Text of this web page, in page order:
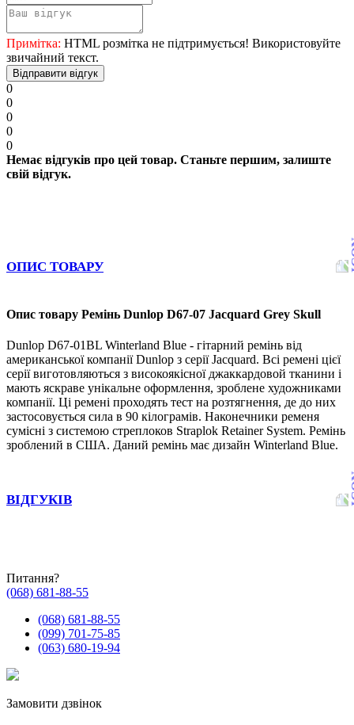
Примітка: HTML розмітка не підтримується! Використовуйте
звичайний текст.
Відправити відгук
0
0
0
0
0
Немає відгуків про цей товар. Станьте першим, залиште
свій відгук.
ОПИС ТОВАРУ
Опис товару Ремінь Dunlop D67-07 Jacquard Grey Skull
Dunlop D67-01BL Winterland Blue - гітарний ремінь від
американської компанії Dunlop з серії Jacquard. Всі ремені цієї
серії виготовляються з високоякісної джаккардовой тканини і
мають яскраве унікальне оформлення, зроблене художниками
компанії. Ці ремені проходять тест на розтягнення, де до них
застосовується сила в 90 кілограмів. Наконечники ременя
сумісні з системою стреплоков Straplok Retainer System. Ремінь
зроблений в США. Даний ремінь має дизайн Winterland Blue.
ВІДГУКІВ
Питання?
(068) 681-88-55
(068) 681-88-55
(099) 701-75-85
(063) 680-19-94
Замовити дзвінок